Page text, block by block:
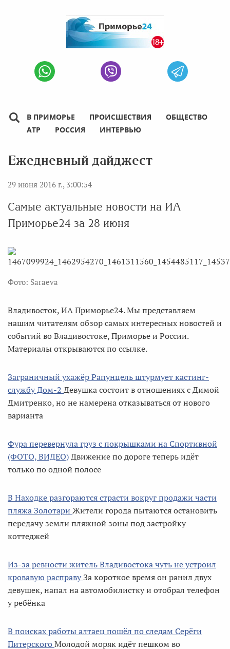
В ПРИМОРЬЕ ПРОИСШЕСТВИЯ
ОБЩЕСТВО
АТР
РОССИЯ ИНТЕРВЬЮ
Ежедневный дайджест
29 июня 2016 г., 3:00:54
Самые актуальные новости на ИА
Приморье24 за 28 июня
Фото: Saraeva
Владивосток, ИА Приморье24. Мы представляем
нашим читателям обзор самых интересных новостей и
событий во Владивостоке, Приморье и России.
Материалы открываются по ссылке.
Заграничный ухажёр Рапунцель штурмует кастинг-
службу Дом-2 Девушка состоит в отношениях с Димой
Дмитренко, но не намерена отказываться от нового
варианта
Фура перевернула груз с покрышками на Спортивной
(ФОТО, ВИДЕО)Движение по дороге теперь идёт
только по одной полосе
В Находке разгораются страсти вокруг продажи части
пляжа Золотари Жители города пытаются остановить
передачу земли пляжной зоны под застройку
коттеджей
Из-за ревности житель Владивостока чуть не устроил
кровавую расправуЗа короткое время он ранил двух
девушек, напал на автомобилистку и отобрал телефон
у ребёнка
В поисках работы алтаец пошёл по следам Серёги
ПитерскогоМолодой моряк идёт пешком во